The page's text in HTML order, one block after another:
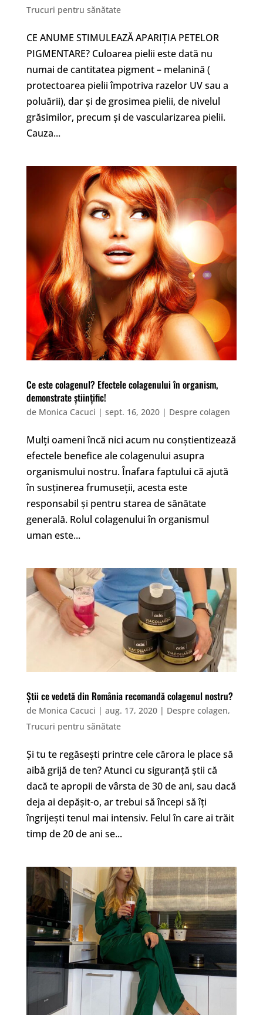
Trucuri pentru sănătate
CE ANUME STIMULEAZĂ APARIȚIA PETELOR
PIGMENTARE? Culoarea pielii este dată nu
numai de cantitatea pigment – melanină (
protectoarea pielii împotriva razelor UV sau a
poluării), dar și de grosimea pielii, de nivelul
grăsimilor, precum și de vascularizarea pielii.
Cauza...
Ce este colagenul? Efectele colagenului în organism,
demonstrate științific!
de Monica Cacuci | sept. 16, 2020| Despre colagen
Mulți oameni încă nici acum nu conștientizează
efectele benefice ale colagenului asupra
organismului nostru. Înafara faptului că ajută
în susținerea frumuseții, acesta este
responsabil și pentru starea de sănătate
generală. Rolul colagenului în organismul
uman este...
Știi ce vedetă din România recomandă colagenul nostru?
de Monica Cacuci | aug. 17, 2020| Despre colagen,
Trucuri pentru sănătate
Și tu te regăsești printre cele cărora le place să
aibă grijă de ten? Atunci cu siguranță știi că
dacă te apropii de vârsta de 30 de ani, sau dacă
deja ai depășit-o, ar trebui să începi să îți
îngrijești tenul mai intensiv. Felul în care ai trăit
timp de 20 de ani se...